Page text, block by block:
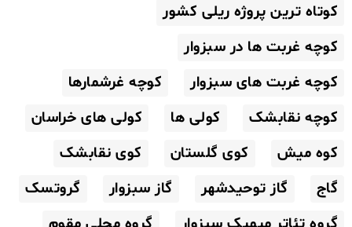
کوتاه ترین پروژه ریلی کشور
کوچه غربت ها در سبزوار
کوچه غربت های سبزوار
کوچه غرشمارها
کوچه نقابشک
کولی ها
کولی های خراسان
کوه میش
کوی گلستان
کوی نقابشک
گاج
گاز توحیدشهر گاز سبزوار
گروتسک